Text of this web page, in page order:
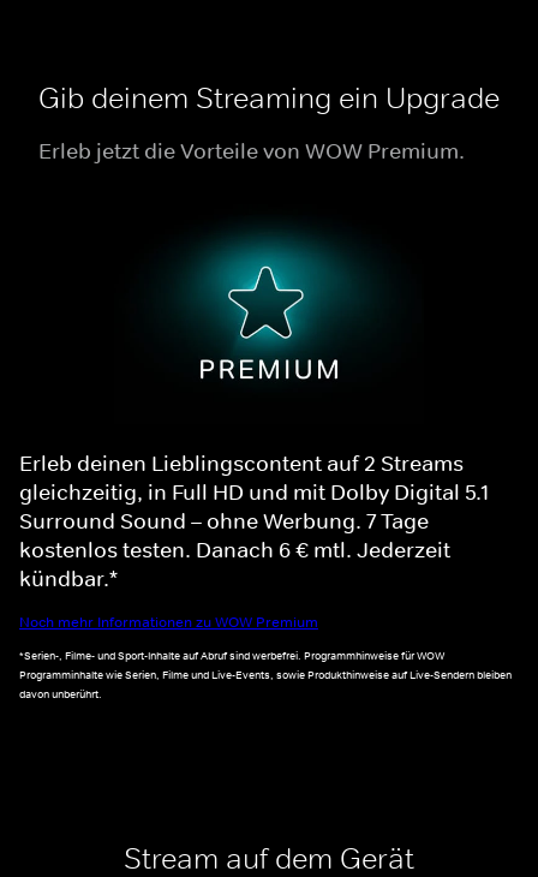
Gib deinem Streaming ein Upgrade
Erleb jetzt die Vorteile von WOW Premium.
Erleb deinen Lieblingscontent auf 2 Streams
gleichzeitig, in Full HD und mit Dolby Digital 5.1
Surround Sound – ohne Werbung. 7 Tage
kostenlos testen. Danach 6 € mtl. Jederzeit
kündbar.*
Noch mehr Informationen zu WOW Premium
*Serien-, Filme- und Sport-Inhalte auf Abruf sind werbefrei. Programmhinweise für WOW
Programminhalte wie Serien, Filme und Live-Events, sowie Produkthinweise auf Live-Sendern bleiben
davon unberührt.
Stream auf dem Gerät